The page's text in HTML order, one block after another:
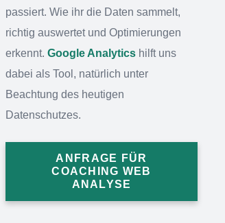
passiert. Wie ihr die Daten sammelt,
richtig auswertet und Optimierungen
erkennt. Google Analytics hilft uns
dabei als Tool, natürlich unter
Beachtung des heutigen
Datenschutzes.
ANFRAGE FÜR
COACHING WEB
ANALYSE